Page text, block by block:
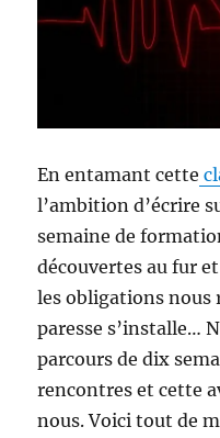
En entamant cette
l’ambition d’écrire
semaine de
découvertes au fur
les obligations
paresse s’installe…
parcours de dix
rencontres et cette
nous. Voici tout de